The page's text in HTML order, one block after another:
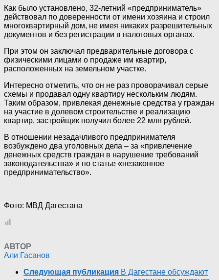
Как было установлено, 32-летний «предприниматель»
действовал по доверенности от имени хозяина и строил
многоквартирный дом, не имея никаких разрешительных
документов и без регистрации в налоговых органах.
При этом он заключал предварительные договора с
физическими лицами о продаже им квартир,
расположенных на земельном участке.
Интересно отметить, что он не раз проворачивал серые
схемы и продавал одну квартиру нескольким людям.
Таким образом, привлекая денежные средства у граждан
на участие в долевом строительстве и реализацию
квартир, застройщик получил более 22 млн рублей.
В отношении незадачливого предпринимателя
возбуждено два уголовных дела – за «привлечение
денежных средств граждан в нарушение требований
законодательства» и по статье «незаконное
предпринимательство».
Фото: МВД Дагестана
АВТОР
Али Гасанов
Следующая публикация В Дагестане обсуждают